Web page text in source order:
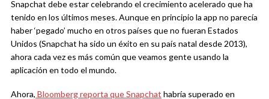
Snapchat debe estar celebrando el crecimiento acelerado que ha
tenido en los últimos meses. Aunque en principio la app no parecía
haber ‘pegado’ mucho en otros países que no fueran Estados
Unidos (Snapchat ha sido un éxito en su país natal desde 2013),
ahora cada vez es más común que veamos gente usando la
aplicación en todo el mundo.
Ahora, Bloomberg reporta que Snapchat habría superado en